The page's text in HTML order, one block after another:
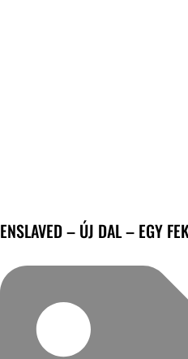
ENSLAVED – ÚJ DAL – EGY